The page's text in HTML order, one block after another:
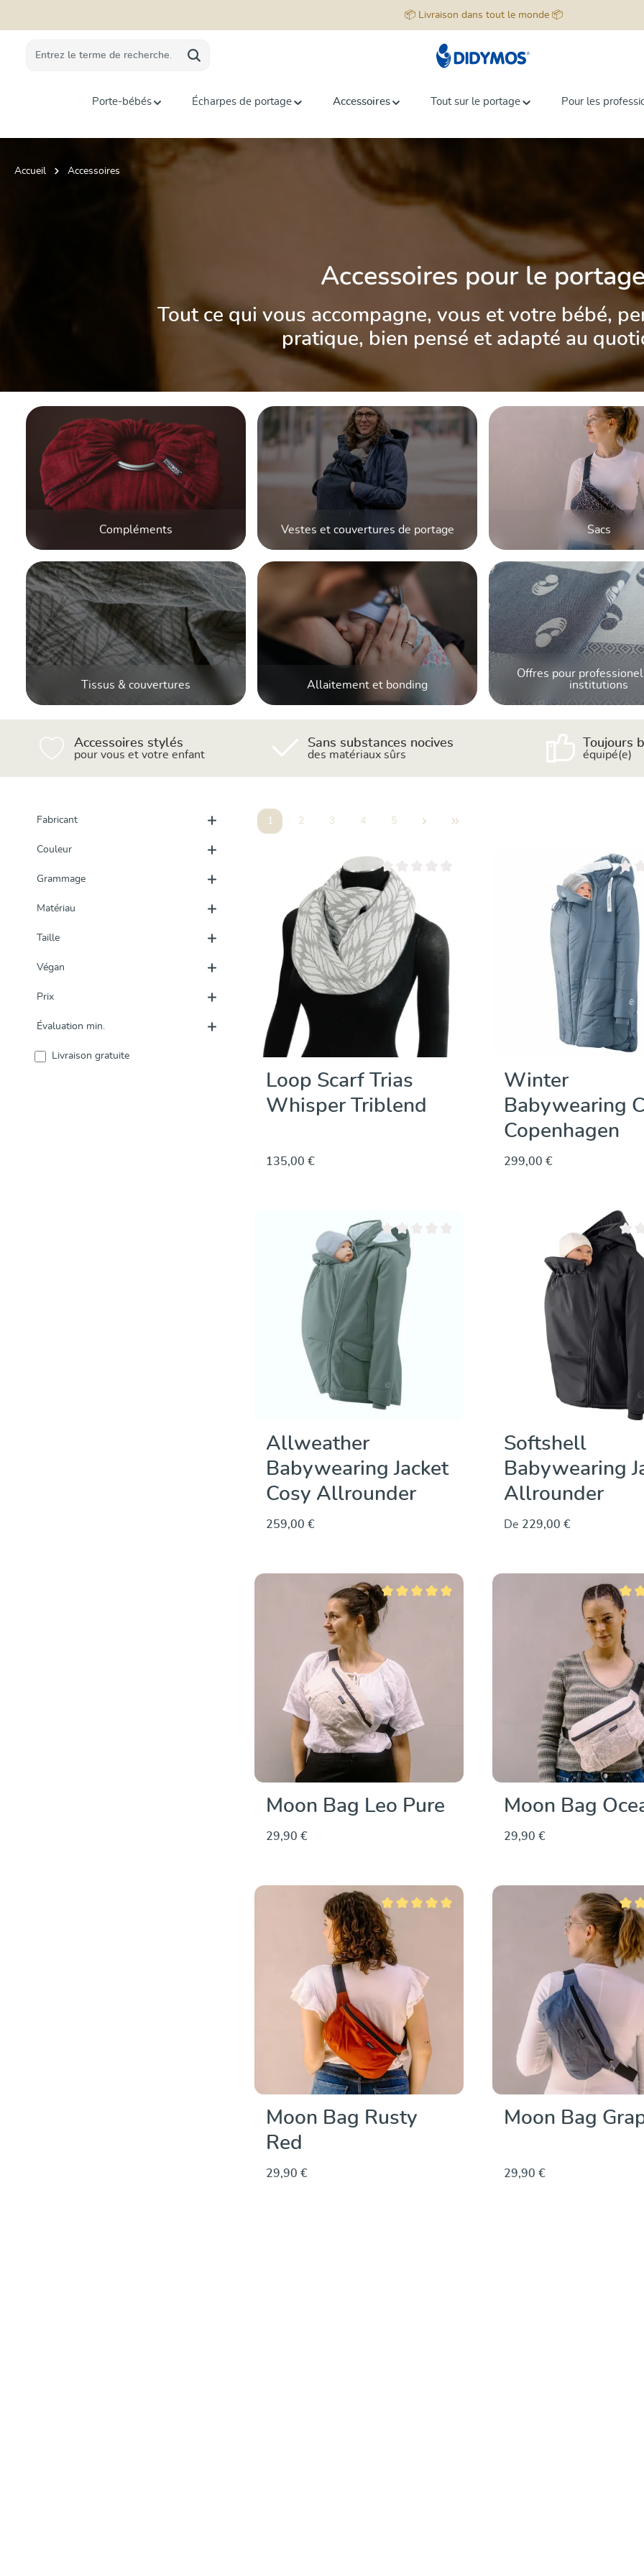
📦 Livraison dans tout le monde 📦
Porte-bébés Écharpes de portage Accessoires Tout sur le portage Pour les
Accueil Accessoires
Accessoires pour le
Tout ce qui vous accompagne, vous et votre bébé,
pratique, bien pensé et adapté au
Skip category gallery
Compléments Vestes et couvertures de portage Sacs
Tissus & couvertures Allaitement et bonding
Offres pour
institutions
Accessoires stylés
pour vous et votre enfant
Sans substances nocives
des matériaux sûrs
Toujours
équipé(e)
Fabricant
Couleur
Grammage
Matériau
Taille
Végan
Prix
Évaluation min.
Ajouter un filtre : Livraison gratuite
Livraison gratuite
Page
1 2 3 4 5
Note moyenne de 0 sur 5 étoiles
Loop Scarf Trias
Whisper Triblend
135,00 €
Note
Winter
Babywearing
Copenhagen
299,00 €
Note moyenne de 0 sur 5 étoiles
Allweather
Babywearing Jacket
Cosy Allrounder
259,00 €
Note
Softshell
Babywearing
Allrounder
De 229,00 €
Note moyenne de 5 sur 5 étoiles
Moon Bag Leo Pure
29,90 €
Note
Moon Bag
29,90 €
Note moyenne de 5 sur 5 étoiles
Moon Bag Rusty
Red
29,90 €
Note
Moon Bag
29,90 €